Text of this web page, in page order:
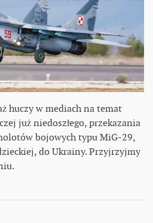
huczy w mediach na temat
już niedoszłego, przekazania
bojowych typu MiG-29,
do Ukrainy. Przyjrzyjmy